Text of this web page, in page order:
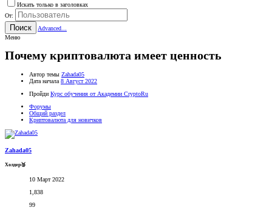
Искать только в заголовках
От:
Поиск
Advanced...
Меню
Почему криптовалюта имеет ценность
Автор темы Zahada05
Дата начала 8 Август 2022
Пройди Курс обучения от Академии CryptoRu
Форумы
Общий раздел
Криптовалюта для новичков
Zahada05
Холдер🥉
10 Март 2022
1,838
99